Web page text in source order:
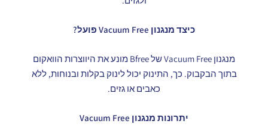
כיצד מנגנון Vacuum Free פועל?
מנגנון Vacuum Free של Bfree מונע את היווצרות הוואקום
בתוך הבקבוק. כך, התינוק יכול לינוק בקלות ובנוחות, ללא
כאבים או גזים.
יתרונות מנגנון Vacuum Free